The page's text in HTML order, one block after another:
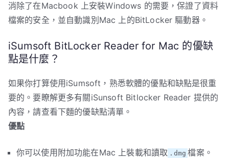
消除了在Macbook 上安裝Windows 的需要，保證了資料
檔案的安全，並自動識別Mac 上的BitLocker 驅動器。
iSumsoft BitLocker Reader for Mac 的優缺
點是什麼？
如果你打算使用iSumsoft，熟悉軟體的優點和缺點是很重
要的。要瞭解更多有關iSunsoft Bitlocker Reader 提供的
內容，請查看下麵的優缺點清單。
優點
你可以使用附加功能在Mac 上裝載和讀取 .dmg 檔案。